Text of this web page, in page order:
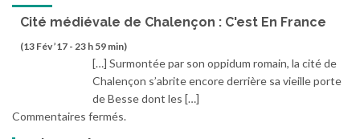
Cité médiévale de Chalençon : C'est En France
(13 Fév ’17 - 23 h 59 min)
[…] Surmontée par son oppidum romain, la cité de
Chalençon s’abrite encore derrière sa vieille porte
de Besse dont les […]
Commentaires fermés.